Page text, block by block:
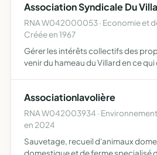
contre l…
Association Syndicale Du
RNA W042000053 · Economie et
Créée en 1967
Gérer les intérêts collectifs des
venir du hameau du Villard en ce
Associationlavolière
RNA W042003934 ·
en 2024
Sauvetage, recueil d'animaux
domestique et de ferme specialisé